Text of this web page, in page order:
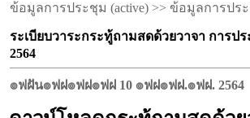
ข้อมูลการประชุม (active) >> ข้อมูลการป
ระเบียบวาระกระทู้ถามสดด้วยวาจา การ
2564
๏ฟฝัน๏ฟฝ๏ฟฝ๏ฟฝ 10 ๏ฟฝ๏ฟฝ.๏ฟฝ. 2564